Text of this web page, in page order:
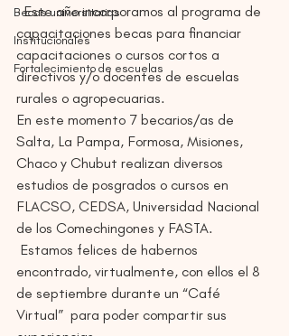
Becas universitarias
Institucionales
Fortalecimiento de escuelas
  Este año incorporamos al programa de
capacitaciones becas para financiar
capacitaciones o cursos cortos a
directivos y/o docentes de escuelas
rurales o agropecuarias.
En este momento 7 becarios/as de
Salta, La Pampa, Formosa, Misiones,
Chaco y Chubut realizan diversos
estudios de posgrados o cursos en
FLACSO, CEDSA, Universidad Nacional
de los Comechingones y FASTA.
encontrado, virtualmente, con ellos el 8
de septiembre durante un “Café
Virtual”  para poder compartir sus